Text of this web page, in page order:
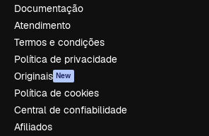
Documentação
Atendimento
Termos e condições
Política de privacidade
Originais New
Política de cookies
Central de confiabilidade
Afiliados